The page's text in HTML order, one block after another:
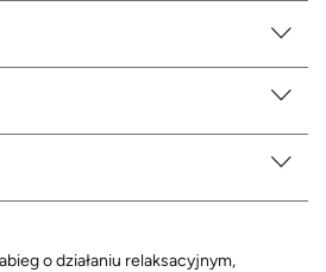
o działaniu relaksacyjnym,